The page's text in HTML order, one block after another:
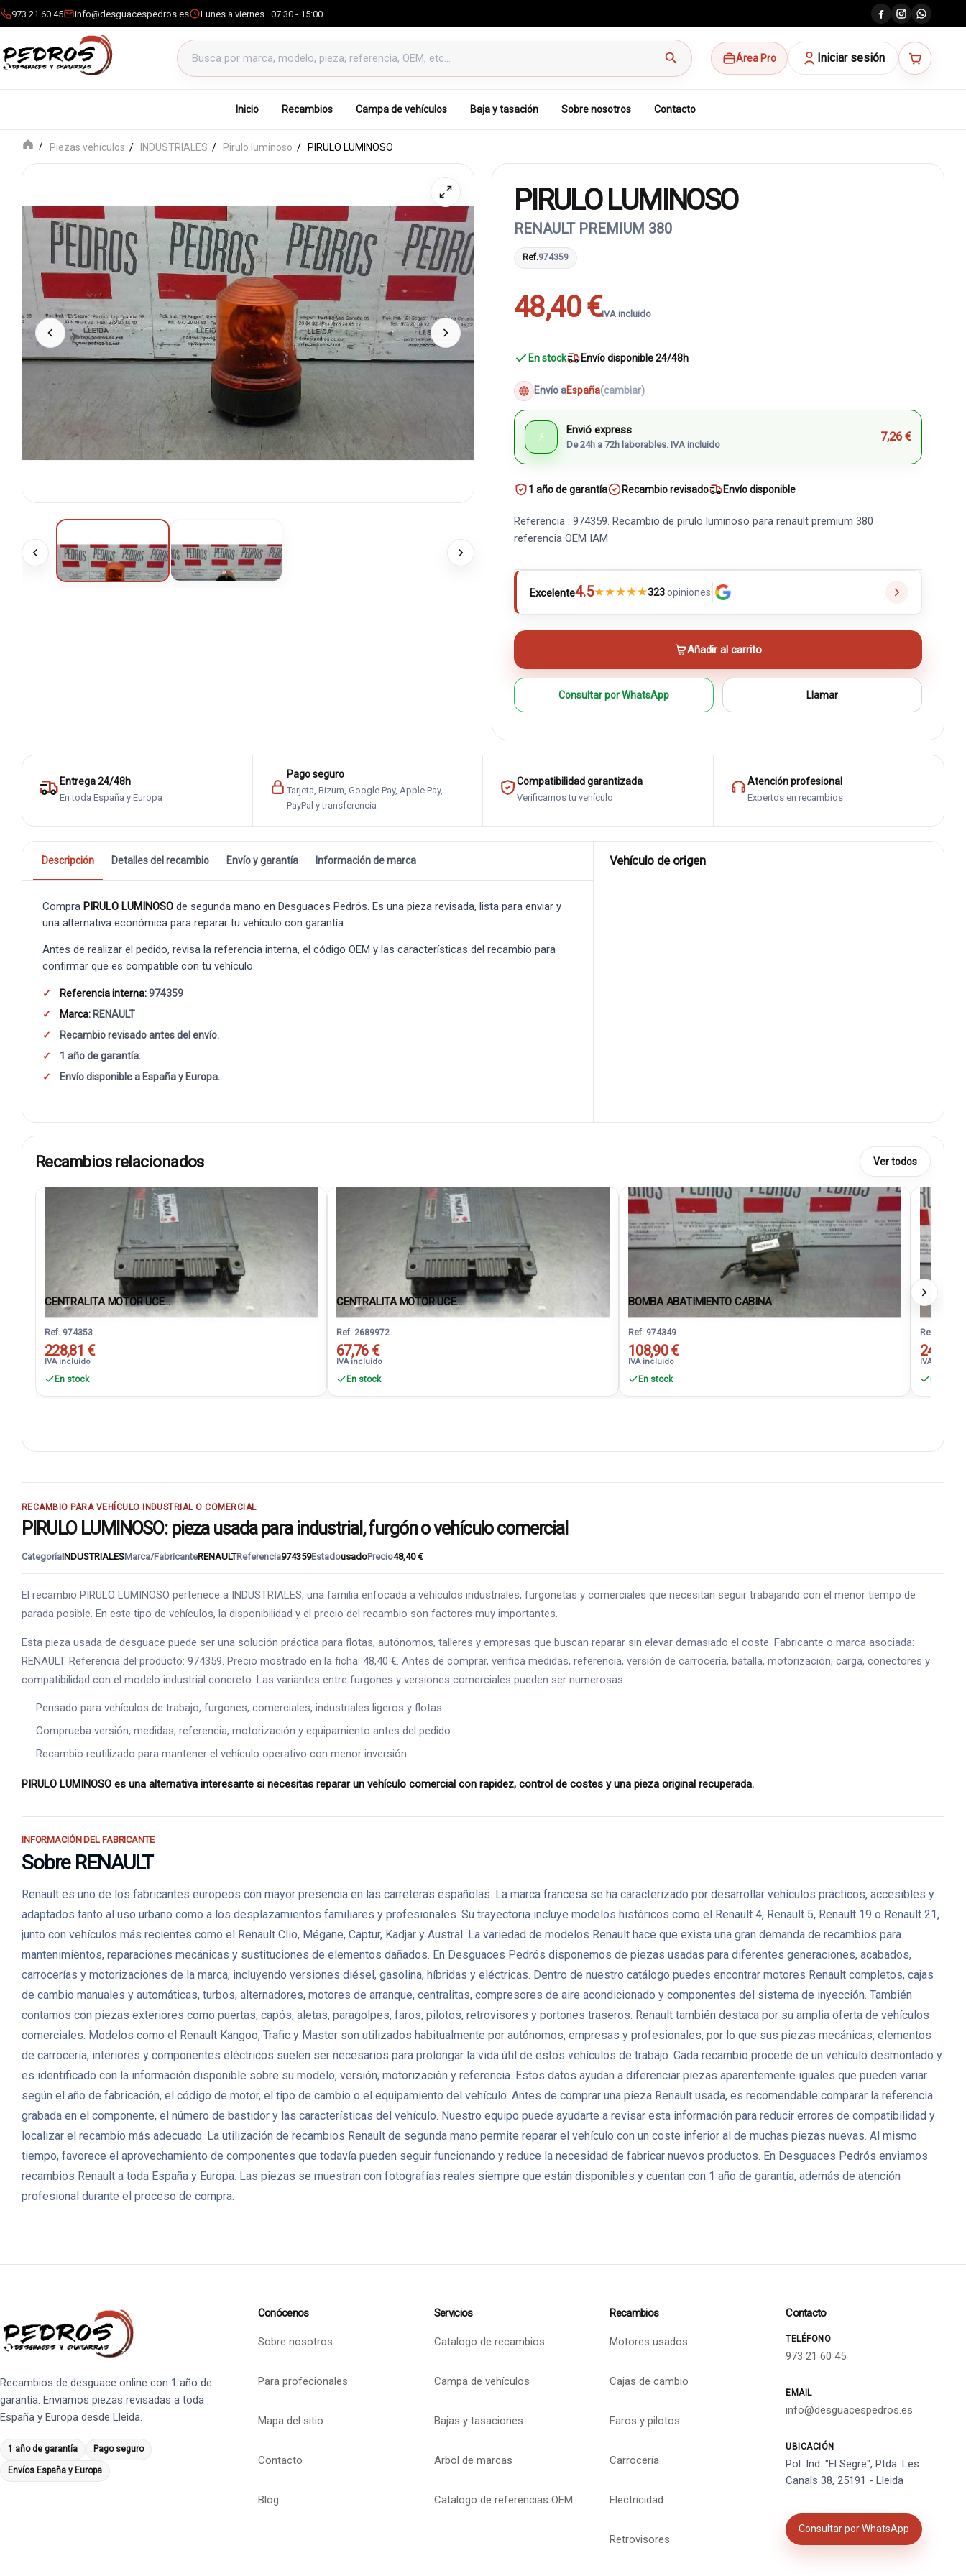
973 21 60 45 info@desguacespedros.es Lunes a viernes · 07:30 - 15:00
Buscar productos
search Área Pro Iniciar sesión
Inicio Recambios Campa de vehículos Baja y tasación Sobre nosotros Contacto
Piezas vehículos INDUSTRIALES Pirulo luminoso PIRULO LUMINOSO
PIRULO LUMINOSO
RENAULT PREMIUM 380
Ref.974359
48,40 €IVA incluido
En stock Envío disponible 24/48h
Envío aEspaña(cambiar)
⚡ Envió express
De 24h a 72h laborables. IVA incluido
7,26 €
1 año de garantía Recambio revisado Envío disponible
Referencia : 974359. Recambio de pirulo luminoso para renault premium 380
referencia OEM IAM
Excelente4.5★★★★★323opiniones
Añadir al carrito
Consultar por WhatsApp Llamar
Entrega 24/48h
En toda España y Europa
Pago seguro
Tarjeta, Bizum, Google Pay, Apple Pay,
PayPal y transferencia
Compatibilidad garantizada
Verificamos tu vehículo
Atención profesional
Expertos en recambios
Descripción Detalles del recambio Envío y garantía Información de marca
Compra PIRULO LUMINOSO de segunda mano en Desguaces Pedrós. Es una pieza revisada, lista para enviar y
una alternativa económica para reparar tu vehículo con garantía.
Antes de realizar el pedido, revisa la referencia interna, el código OEM y las características del recambio para
confirmar que es compatible con tu vehículo.
Referencia interna:974359
Marca: RENAULT
Recambio revisado antes del envío.
1 año de garantía.
Envío disponible a España y Europa.
Vehículo de origen
Recambios relacionados Ver todos
CENTRALITA MOTOR UCE...
Ref. 974353
228,81 €
IVA incluido
En stock
CENTRALITA MOTOR UCE...
Ref. 2689972
67,76 €
IVA incluido
En stock
BOMBA ABATIMIENTO CABINA
Ref. 974349
108,90 €
IVA incluido
En stock
Ref.
24,20 €
IVA incluido
RECAMBIO PARA VEHÍCULO INDUSTRIAL O COMERCIAL
PIRULO LUMINOSO: pieza usada para industrial, furgón o vehículo comercial
CategoríaINDUSTRIALESMarca/FabricanteRENAULTReferencia974359EstadousadoPrecio48,40 €
El recambio PIRULO LUMINOSO pertenece a INDUSTRIALES, una familia enfocada a vehículos industriales, furgonetas y comerciales que necesitan seguir trabajando con el menor tiempo de
parada posible. En este tipo de vehículos, la disponibilidad y el precio del recambio son factores muy importantes.
Esta pieza usada de desguace puede ser una solución práctica para flotas, autónomos, talleres y empresas que buscan reparar sin elevar demasiado el coste. Fabricante o marca asociada:
RENAULT. Referencia del producto: 974359. Precio mostrado en la ficha: 48,40 €. Antes de comprar, verifica medidas, referencia, versión de carrocería, batalla, motorización, carga, conectores y
compatibilidad con el modelo industrial concreto. Las variantes entre furgones y versiones comerciales pueden ser numerosas.
Pensado para vehículos de trabajo, furgones, comerciales, industriales ligeros y flotas.
Comprueba versión, medidas, referencia, motorización y equipamiento antes del pedido.
Recambio reutilizado para mantener el vehículo operativo con menor inversión.
PIRULO LUMINOSO es una alternativa interesante si necesitas reparar un vehículo comercial con rapidez, control de costes y una pieza original recuperada.
INFORMACIÓN DEL FABRICANTE
Sobre RENAULT
Renault es uno de los fabricantes europeos con mayor presencia en las carreteras españolas. La marca francesa se ha caracterizado por desarrollar vehículos prácticos, accesibles y
adaptados tanto al uso urbano como a los desplazamientos familiares y profesionales. Su trayectoria incluye modelos históricos como el Renault 4, Renault 5, Renault 19 o Renault 21,
junto con vehículos más recientes como el Renault Clio, Mégane, Captur, Kadjar y Austral. La variedad de modelos Renault hace que exista una gran demanda de recambios para
mantenimientos, reparaciones mecánicas y sustituciones de elementos dañados. En Desguaces Pedrós disponemos de piezas usadas para diferentes generaciones, acabados,
carrocerías y motorizaciones de la marca, incluyendo versiones diésel, gasolina, híbridas y eléctricas. Dentro de nuestro catálogo puedes encontrar motores Renault completos, cajas
de cambio manuales y automáticas, turbos, alternadores, motores de arranque, centralitas, compresores de aire acondicionado y componentes del sistema de inyección. También
contamos con piezas exteriores como puertas, capós, aletas, paragolpes, faros, pilotos, retrovisores y portones traseros. Renault también destaca por su amplia oferta de vehículos
comerciales. Modelos como el Renault Kangoo, Trafic y Master son utilizados habitualmente por autónomos, empresas y profesionales, por lo que sus piezas mecánicas, elementos
de carrocería, interiores y componentes eléctricos suelen ser necesarios para prolongar la vida útil de estos vehículos de trabajo. Cada recambio procede de un vehículo desmontado y
es identificado con la información disponible sobre su modelo, versión, motorización y referencia. Estos datos ayudan a diferenciar piezas aparentemente iguales que pueden variar
según el año de fabricación, el código de motor, el tipo de cambio o el equipamiento del vehículo. Antes de comprar una pieza Renault usada, es recomendable comparar la referencia
grabada en el componente, el número de bastidor y las características del vehículo. Nuestro equipo puede ayudarte a revisar esta información para reducir errores de compatibilidad y
localizar el recambio más adecuado. La utilización de recambios Renault de segunda mano permite reparar el vehículo con un coste inferior al de muchas piezas nuevas. Al mismo
tiempo, favorece el aprovechamiento de componentes que todavía pueden seguir funcionando y reduce la necesidad de fabricar nuevos productos. En Desguaces Pedrós enviamos
recambios Renault a toda España y Europa. Las piezas se muestran con fotografías reales siempre que están disponibles y cuentan con 1 año de garantía, además de atención
profesional durante el proceso de compra.
Recambios de desguace online con 1 año de
garantía. Enviamos piezas revisadas a toda
España y Europa desde Lleida.
1 año de garantía Pago seguro
Envíos España y Europa
Conócenos
Sobre nosotros
Para profecionales
Mapa del sitio
Contacto
Blog
Servicios
Catalogo de recambios
Campa de vehículos
Bajas y tasaciones
Arbol de marcas
Catalogo de referencias OEM
Recambios
Motores usados
Cajas de cambio
Faros y pilotos
Carrocería
Electricidad
Retrovisores
Contacto
TELÉFONO
973 21 60 45
EMAIL
info@desguacespedros.es
UBICACIÓN
Pol. Ind. "El Segre", Ptda. Les
Canals 38, 25191 - Lleida
Consultar por WhatsApp